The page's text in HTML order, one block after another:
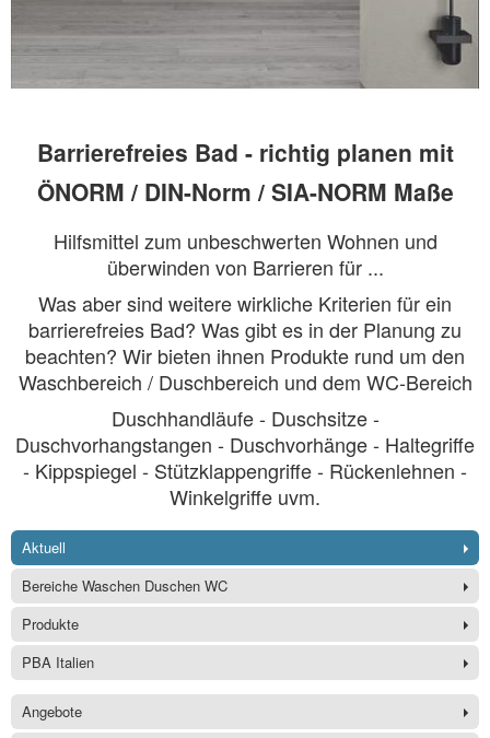
Barrierefreies Bad - richtig planen mit
ÖNORM / DIN-Norm / SIA-NORM Maße
Hilfsmittel zum unbeschwerten Wohnen und
überwinden von Barrieren für ...
Was aber sind weitere wirkliche Kriterien für ein
barrierefreies Bad? Was gibt es in der Planung zu
beachten? Wir bieten ihnen Produkte rund um den
Waschbereich / Duschbereich und dem WC-Bereich
Duschhandläufe - Duschsitze -
Duschvorhangstangen - Duschvorhänge - Haltegriffe
- Kippspiegel - Stützklappengriffe - Rückenlehnen -
Winkelgriffe uvm.
Aktuell
Bereiche Waschen Duschen WC
Produkte
PBA Italien
Angebote